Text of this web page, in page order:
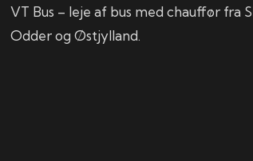
VT Bus – leje af bus med chauffør fra
Odder og Østjylland.​